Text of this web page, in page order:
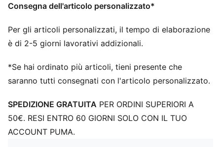
Consegna dell'articolo personalizzato*
Per gli articoli personalizzati, il tempo di elaborazione
è di 2-5 giorni lavorativi addizionali.
*Se hai ordinato più articoli, tieni presente che
saranno tutti consegnati con l'articolo personalizzato.
SPEDIZIONE GRATUITA PER ORDINI SUPERIORI A
50€. RESI ENTRO 60 GIORNI SOLO CON IL TUO
ACCOUNT PUMA.